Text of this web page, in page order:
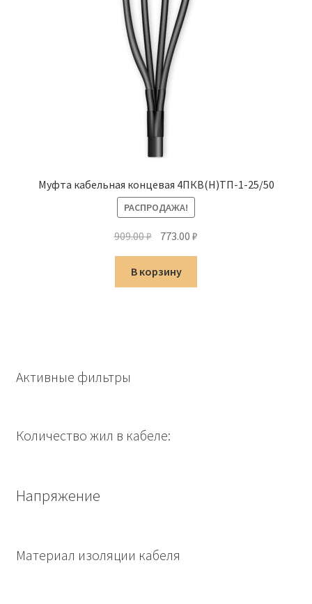
Муфта кабельная концевая 4ПКВ(Н)ТП-1-25/50
РАСПРОДАЖА!
909.00₽ Первоначальная
составляла
909.00 ₽.
773.00₽
В корзину
Активные фильтры
Количество жил в кабеле:
Напряжение
Материал изоляции кабеля